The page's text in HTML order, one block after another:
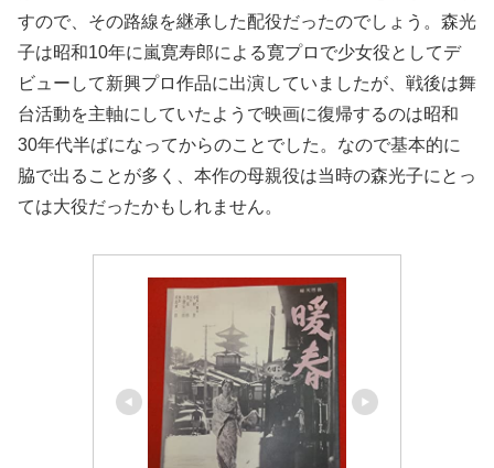
すので、その路線を継承した配役だったのでしょう。森光
子は昭和10年に嵐寛寿郎による寛プロで少女役としてデ
ビューして新興プロ作品に出演していましたが、戦後は舞
台活動を主軸にしていたようで映画に復帰するのは昭和
30年代半ばになってからのことでした。なので基本的に
脇で出ることが多く、本作の母親役は当時の森光子にとっ
ては大役だったかもしれません。